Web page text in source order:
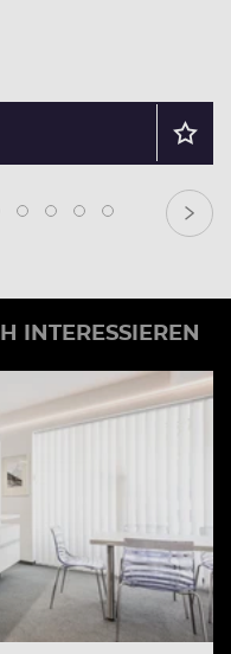
8 9 10 11
INTERESSIEREN